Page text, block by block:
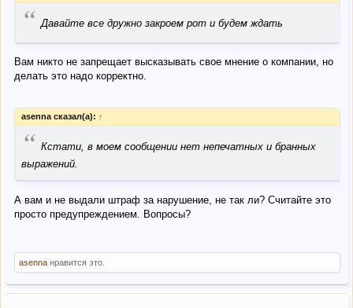
“ Давайте все дружно закроем рот и будем ждать
Вам никто не запрещает высказывать свое мнение о компании, но
делать это надо корректно.
asenna сказал(а): ↑
“ Кстати, в моем сообщении нет непечатных и бранных
выражений.
А вам и не выдали штраф за нарушение, не так ли? Считайте это
просто предупреждением. Вопросы?
asenna нравится это.